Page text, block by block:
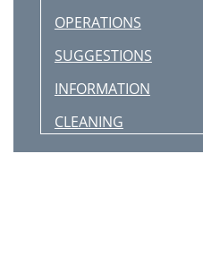
OPERATIONS
SUGGESTIONS
INFORMATION
CLEANING
IMPORTANT